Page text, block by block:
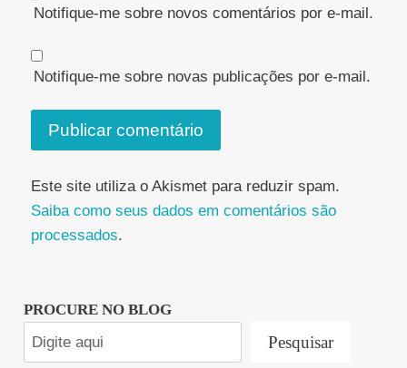
Notifique-me sobre novos comentários por e-mail.
Notifique-me sobre novas publicações por e-mail.
Este site utiliza o Akismet para reduzir spam.
Saiba como seus dados em comentários são
processados.
PROCURE NO BLOG
Pesquisar